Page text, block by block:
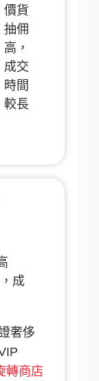
價貨
抽佣
高，
成交
時間
較長
成
奢侈
轉商店